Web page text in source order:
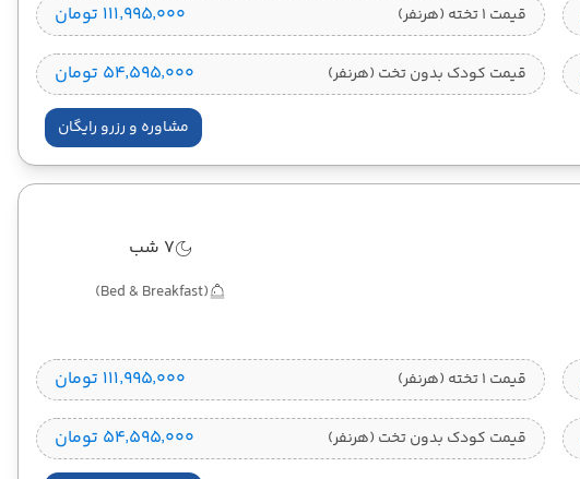
قیمت 1 تخته (هرنفر) ۱۱۱٬۹۹۵٬۰۰۰ تومان
قیمت کودک بدون تخت (هرنفر) ۵۴٬۵۹۵٬۰۰۰ تومان
مشاوره و رزرو رایگان
7 شب
(Bed & Breakfast)
قیمت 1 تخته (هرنفر) ۱۱۱٬۹۹۵٬۰۰۰ تومان
قیمت کودک بدون تخت (هرنفر) ۵۴٬۵۹۵٬۰۰۰ تومان